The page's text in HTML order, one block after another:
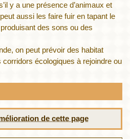
y a une présence d’animaux et
aussi les faire fuir en tapant le
des sons ou des
on peut prévoir des habitat
corridors écologiques à rejoindre ou
de cette page